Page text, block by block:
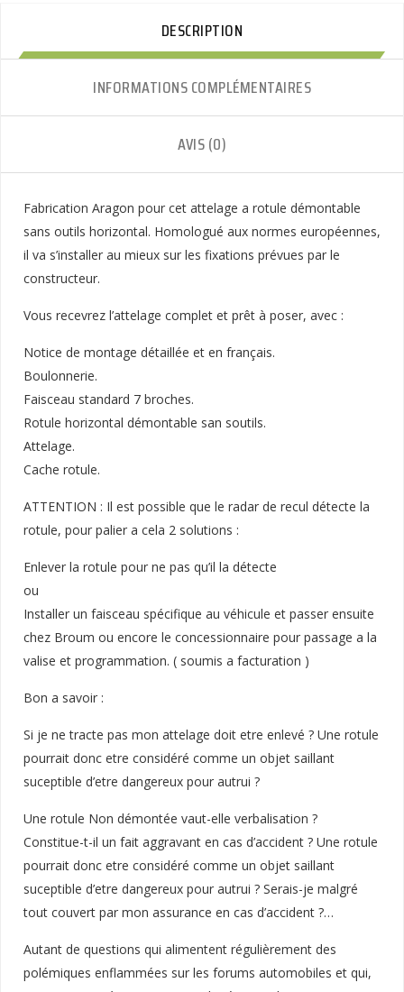
DESCRIPTION
INFORMATIONS COMPLÉMENTAIRES
AVIS (0)
Fabrication Aragon pour cet attelage a rotule démontable
sans outils horizontal. Homologué aux normes européennes,
il va s’installer au mieux sur les fixations prévues par le
constructeur.
Vous recevrez l’attelage complet et prêt à poser, avec :
Notice de montage détaillée et en français.
Boulonnerie.
Faisceau standard 7 broches.
Rotule horizontal démontable san soutils.
Attelage.
Cache rotule.
ATTENTION : Il est possible que le radar de recul détecte la
rotule, pour palier a cela 2 solutions :
Enlever la rotule pour ne pas qu’il la détecte
ou
Installer un faisceau spécifique au véhicule et passer ensuite
chez Broum ou encore le concessionnaire pour passage a la
valise et programmation. ( soumis a facturation )
Bon a savoir :
Si je ne tracte pas mon attelage doit etre enlevé ? Une rotule
pourrait donc etre considéré comme un objet saillant
suceptible d’etre dangereux pour autrui ?
Une rotule Non démontée vaut-elle verbalisation ?
Constitue-t-il un fait aggravant en cas d’accident ? Une rotule
pourrait donc etre considéré comme un objet saillant
suceptible d’etre dangereux pour autrui ? Serais-je malgré
tout couvert par mon assurance en cas d’accident ?…
Autant de questions qui alimentent régulièrement des
polémiques enflammées sur les forums automobiles et qui,